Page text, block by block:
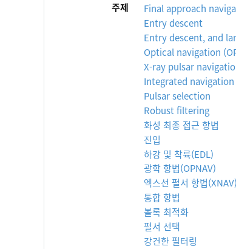
주제
Final approach
Entry descent
Entry descent, and
Optical navigation
X-ray pulsar
Integrated navigation
Pulsar selection
Robust filtering
화성 최종 접근 항법
진입
하강 및 착륙(EDL)
광학 항법(OPNAV)
엑스선 펄서 항법(XNAV)
통합 항법
볼록 최적화
펄서 선택
강건한 필터링